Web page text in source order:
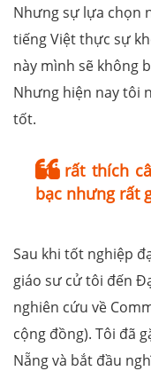
Nhưng sự lựa chọn
tiếng Việt thực sự
này mình sẽ không
Nhưng hiện nay tôi
tốt.
Tôi rất thích
bạc nhưng rất
Sau khi tốt nghiệp
giáo sư cử tôi đến
nghiên cứu về
cộng đồng). Tôi đã
Nẵng và bắt đầu